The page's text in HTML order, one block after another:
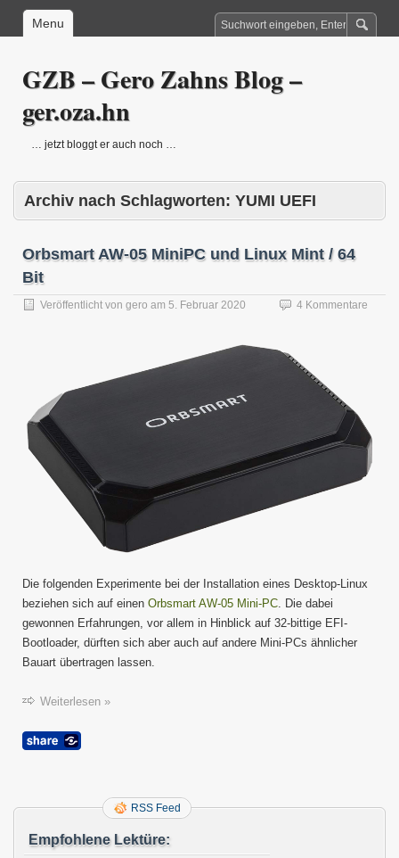
Menu
GZB – Gero Zahns Blog –
ger.oza.hn
… jetzt bloggt er auch noch …
Archiv nach Schlagworten: YUMI UEFI
Orbsmart AW-05 MiniPC und Linux Mint / 64
Bit
Veröffentlicht von gero am 5. Februar 2020 4 Kommentare
Die folgenden Experimente bei der Installation eines Desktop-Linux
beziehen sich auf einen Orbsmart AW-05 Mini-PC. Die dabei
gewonnen Erfahrungen, vor allem in Hinblick auf 32-bittige EFI-
Bootloader, dürften sich aber auch auf andere Mini-PCs ähnlicher
Bauart übertragen lassen.
Weiterlesen »
RSS Feed
Empfohlene Lektüre: